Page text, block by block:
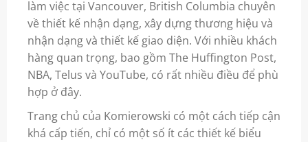
làm việc tại Vancouver, British Columbia chuyên
về thiết kế nhận dạng, xây dựng thương hiệu và
nhận dạng và thiết kế giao diện. Với nhiều khách
hàng quan trọng, bao gồm The Huffington Post,
NBA, Telus và YouTube, có rất nhiều điều để phù
hợp ở đây.
Trang chủ của Komierowski có một cách tiếp cận
khá cấp tiến, chỉ có một số ít các thiết kế biểu